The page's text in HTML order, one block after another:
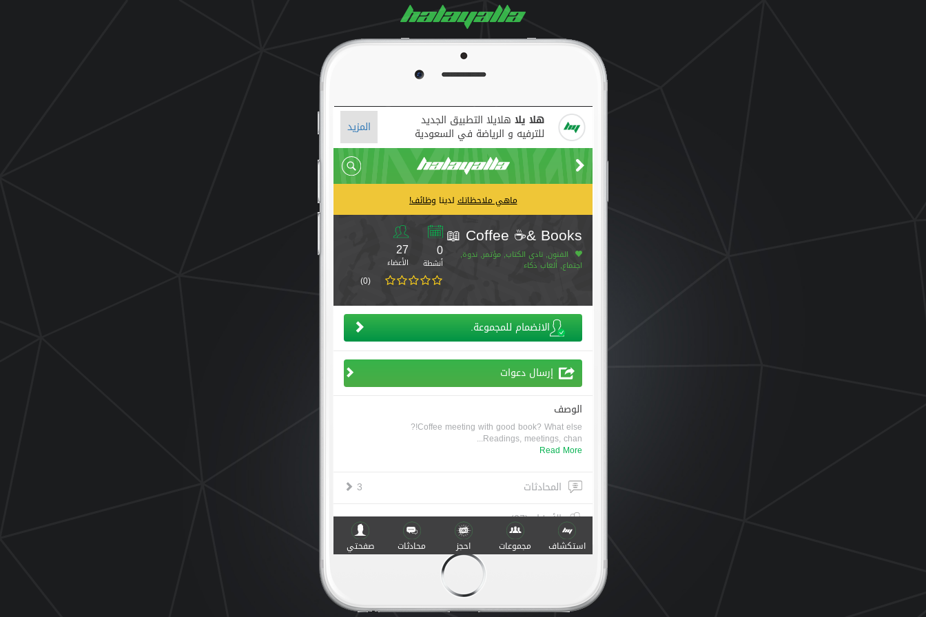
هلا يلا هلايلا التطبيق الجديد
للترفيه و الرياضة في السعودية المزيد
ماهي ملاحظاتكلديناوظائف!
Coffee ☕& Books 📖
الفنون, نادي الكتاب, مؤتمر, ندوة,
اجتماع, ألعاب ذكاء
0
أنشطة
27
الأعضاء
(0)
الانضمام للمجموعة.
إرسال دعوات
الوصف
Coffee meeting with good book? What else!?
Readings, meetings, chan
...
Read More
المحادثات
3
الأعضاء (27)
أنشطة
v.1.0
استكشاف مجموعات احجز محادثات صفحتي